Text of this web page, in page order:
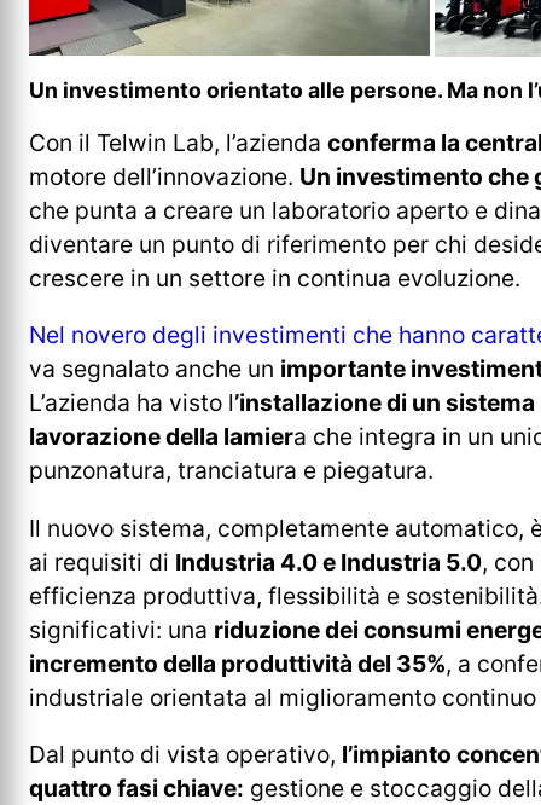
Un investimento orientato alle persone. Ma non
Con il Telwin Lab, l’azienda conferma la
motore dell’innovazione. Un investimento che
che punta a creare un laboratorio aperto e
diventare un punto di riferimento per chi
crescere in un settore in continua evoluzione.
Nel novero degli investimenti che hanno
va segnalato anche un importante
L’azienda ha visto l’installazione di un
lavorazione della lamiera che integra in un
punzonatura, tranciatura e piegatura.
Il nuovo sistema, completamente automatico,
ai requisiti di Industria 4.0 e Industria 5.0,
efficienza produttiva, flessibilità e
significativi: una riduzione dei consumi
incremento della produttività del 35%, a
industriale orientata al miglioramento
Dal punto di vista operativo, l’impianto
quattro fasi chiave: gestione e stoccaggio